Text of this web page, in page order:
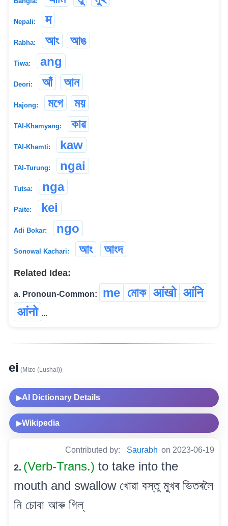
Nepali: म
Rabha: আং আঙ
Tiwa: ang
Deori: আঁ আন
Hajong: মগে ময়
TAI-Khamyang: কাৱ
TAI-Khamti: kaw
TAI-Turung: ngai
Tutsa: nga
Paite: kei
Adi Bokar: ngo
Sonowal Kachari: আং আংদ
Related Idea:
a. Pronoun-Common: me মোক आंखो आंनि
आंनो ...
ei (Mizo (Lushai))
▶AI Dictionary Details
▶Wikipedia
Contributed by: Saurabh on 2023-06-19
2. (Verb-Trans.) to take into the
mouth and swallow খোৱা বস্তু মুখৰ ভিতৰলৈ
নি চোবা আৰু গিল্